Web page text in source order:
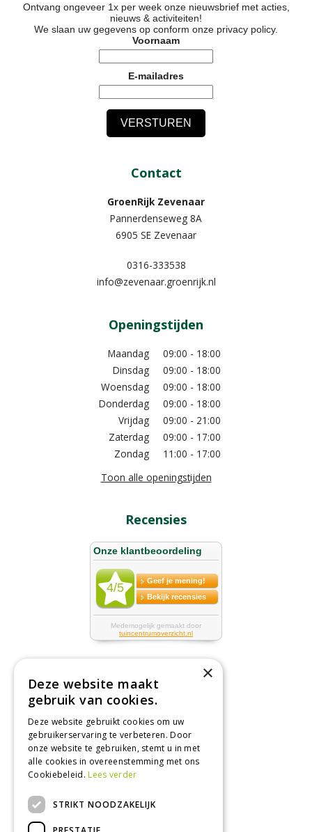
Ontvang ongeveer 1x per week onze nieuwsbrief met acties,
nieuws & activiteiten!
We slaan uw gegevens op conform onze privacy policy.
Voornaam
E-mailadres
Contact
GroenRijk Zevenaar​
Pannerdenseweg 8A
6905 SE Zevenaar
0316-333538
info@zevenaar.groenrijk.nl
Openingstijden
Maandag
09:00 - 18:00
Dinsdag
09:00 - 18:00
Woensdag
09:00 - 18:00
Donderdag
09:00 - 18:00
Vrijdag
09:00 - 21:00
Zaterdag
09:00 - 17:00
Zondag
11:00 - 17:00
Toon alle openingstijden
Recensies
Tuincentrum
Nieuws
Tuintips
Tuincentrum
Tuinplanten
×
Deze website maakt
gebruik van cookies.
Deze website gebruikt cookies om uw
gebruikerservaring te verbeteren. Door
onze website te gebruiken, stemt u in met
alle cookies in overeenstemming met ons
Cookiebeleid.Lees verder
STRIKT NOODZAKELIJK